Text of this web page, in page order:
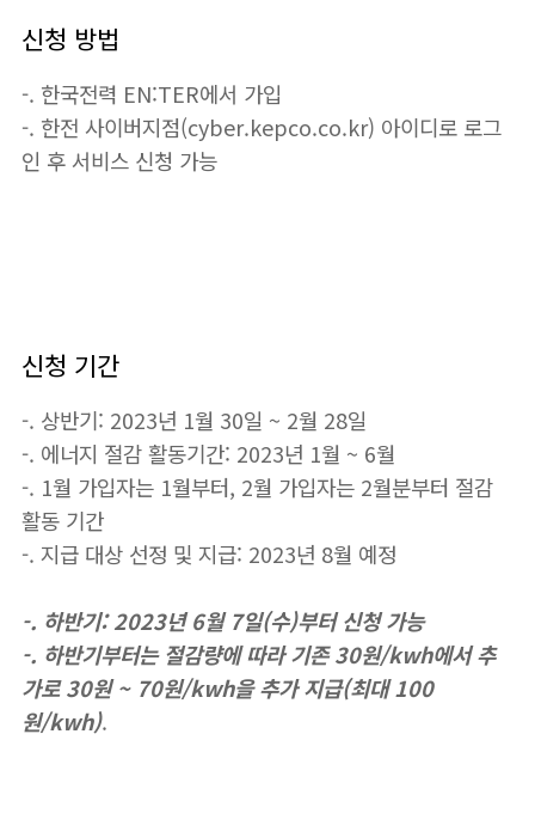
신청 방법
-. 한국전력 EN:TER에서 가입
-. 한전 사이버지점(cyber.kepco.co.kr) 아이디로 로그
인 후 서비스 신청 가능
신청 기간
-. 상반기: 2023년 1월 30일 ~ 2월 28일
-. 에너지 절감 활동기간: 2023년 1월 ~ 6월
-. 1월 가입자는 1월부터, 2월 가입자는 2월분부터 절감
활동 기간
-. 지급 대상 선정 및 지급: 2023년 8월 예정
-. 하반기: 2023년 6월 7일(수)부터 신청 가능
-. 하반기부터는 절감량에 따라 기존 30원/kwh에서 추
가로 30원 ~ 70원/kwh을 추가 지급(최대 100
원/kwh).